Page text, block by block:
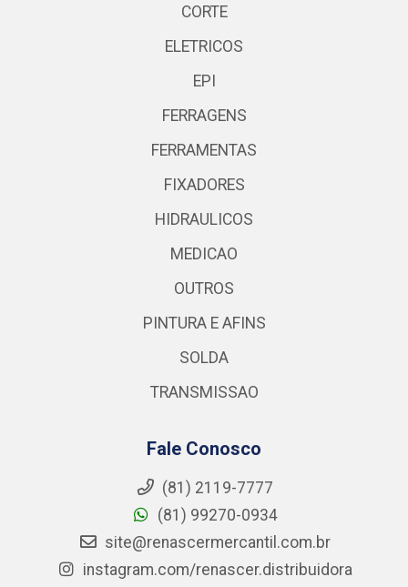
CORTE
ELETRICOS
EPI
FERRAGENS
FERRAMENTAS
FIXADORES
HIDRAULICOS
MEDICAO
OUTROS
PINTURA E AFINS
SOLDA
TRANSMISSAO
Fale Conosco
(81) 2119-7777
(81) 99270-0934
site@renascermercantil.com.br
instagram.com/renascer.distribuidora